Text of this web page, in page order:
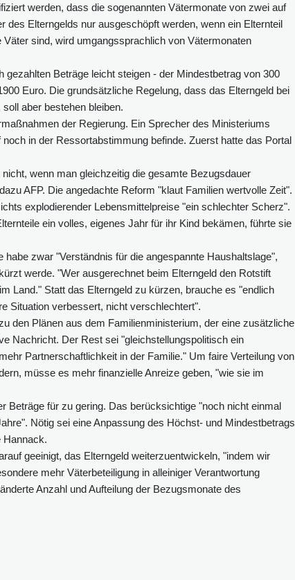
werden, dass die sogenannten Vätermonate von zwei auf
des Elterngelds nur ausgeschöpft werden, wenn ein Elternteil
sind, wird umgangssprachlich von Vätermonaten
Beträge leicht steigen - der Mindestbetrag von 300
Euro. Die grundsätzliche Regelung, dass das Elterngeld bei
aber bestehen bleiben.
der Regierung. Ein Sprecher des Ministeriums
in der Ressortabstimmung befinde. Zuerst hatte das Portal
wenn man gleichzeitig die gesamte Bezugsdauer
AFP. Die angedachte Reform "klaut Familien wertvolle Zeit".
explodierender Lebensmittelpreise "ein schlechter Scherz".
ein volles, eigenes Jahr für ihr Kind bekämen, führte sie
zwar "Verständnis für die angespannte Haushaltslage",
werde. "Wer ausgerechnet beim Elterngeld den Rotstift
Land." Statt das Elterngeld zu kürzen, brauche es "endlich
Situation verbessert, nicht verschlechtert".
den Plänen aus dem Familienministerium, der eine zusätzliche
Nachricht. Der Rest sei "gleichstellungspolitisch ein
Partnerschaftlichkeit in der Familie." Um faire Verteilung von
müsse es mehr finanzielle Anreize geben, "wie sie im
Beträge für zu gering. Das berücksichtige "noch nicht einmal
Nötig sei eine Anpassung des Höchst- und Mindestbetrags
Hannack.
geeinigt, das Elterngeld weiterzuentwickeln, "indem wir
mehr Väterbeteiligung in alleiniger Verantwortung
Anzahl und Aufteilung der Bezugsmonate des